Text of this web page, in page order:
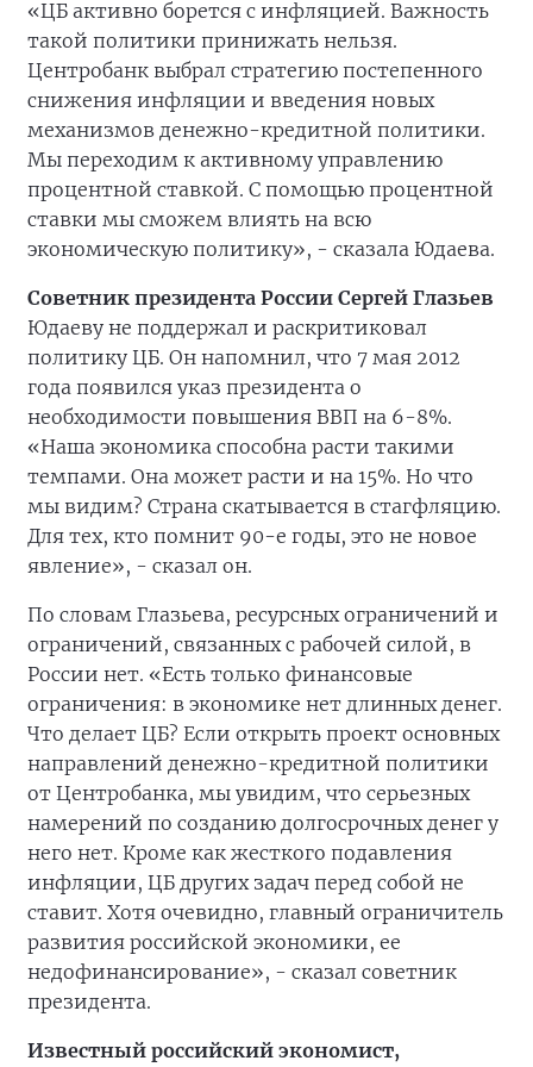
«ЦБ активно борется с инфляцией. Важность
такой политики принижать нельзя.
Центробанк выбрал стратегию постепенного
снижения инфляции и введения новых
механизмов денежно-кредитной политики.
Мы переходим к активному управлению
процентной ставкой. С помощью процентной
ставки мы сможем влиять на всю
экономическую политику», - сказала Юдаева.
Советник президента России Сергей Глазьев
Юдаеву не поддержал и раскритиковал
политику ЦБ. Он напомнил, что 7 мая 2012
года появился указ президента о
необходимости повышения ВВП на 6-8%.
«Наша экономика способна расти такими
темпами. Она может расти и на 15%. Но что
мы видим? Страна скатывается в стагфляцию.
Для тех, кто помнит 90-е годы, это не новое
явление», - сказал он.
По словам Глазьева, ресурсных ограничений и
ограничений, связанных с рабочей силой, в
России нет. «Есть только финансовые
ограничения: в экономике нет длинных денег.
Что делает ЦБ? Если открыть проект основных
направлений денежно-кредитной политики
от Центробанка, мы увидим, что серьезных
намерений по созданию долгосрочных денег у
него нет. Кроме как жесткого подавления
инфляции, ЦБ других задач перед собой не
ставит. Хотя очевидно, главный ограничитель
развития российской экономики, ее
недофинансирование», - сказал советник
президента.
Известный российский экономист,